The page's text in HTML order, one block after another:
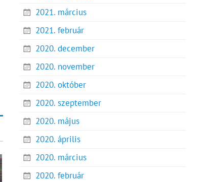
2021. március
2021. február
2020. december
2020. november
2020. október
2020. szeptember
2020. május
2020. április
2020. március
2020. február